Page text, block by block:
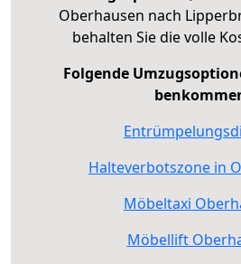
Oberhausen nach
behalten Sie die volle
Folgende
Halteverbotszone in
Möbeltaxi
Möbellift